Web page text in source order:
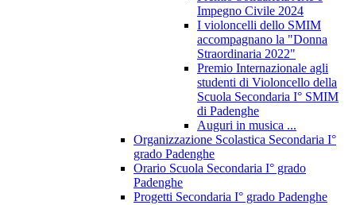
Impegno Civile 2024
I violoncelli dello SMIM
accompagnano la "Donna
Straordinaria 2022"
Premio Internazionale agli
studenti di Violoncello della
Scuola Secondaria I° SMIM
di Padenghe
Auguri in musica ...
Organizzazione Scolastica Secondaria I°
grado Padenghe
Orario Scuola Secondaria I° grado
Padenghe
Progetti Secondaria I° grado Padenghe